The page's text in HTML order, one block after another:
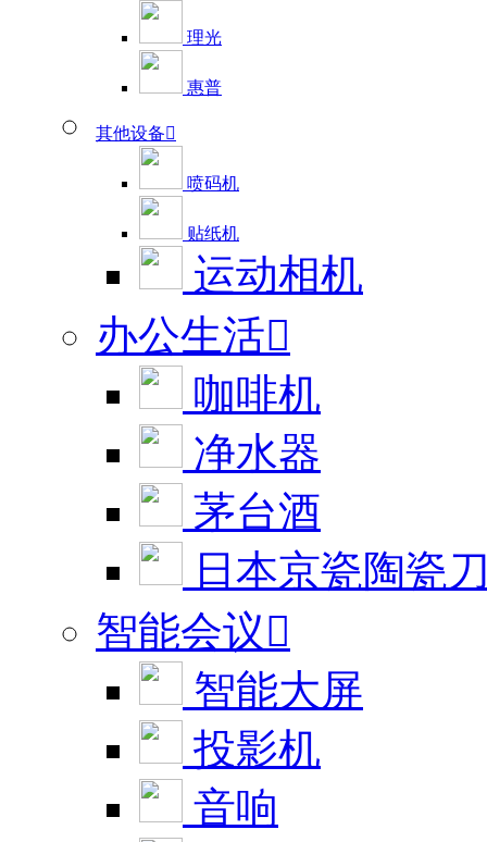
理光
惠普
其他设备
喷码机
贴纸机
运动相机
办公生活
咖啡机
净水器
茅台酒
日本京瓷陶瓷
智能会议
智能大屏
投影机
音响